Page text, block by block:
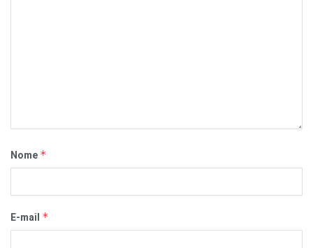
Nome *
E-mail *